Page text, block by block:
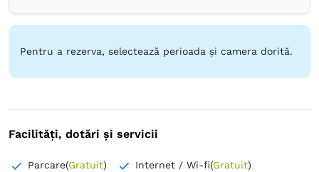
Pentru a rezerva, selectează perioada și camera dorită.
Facilități, dotări și servicii
Parcare(Gratuit) Internet / Wi-fi(Gratuit)